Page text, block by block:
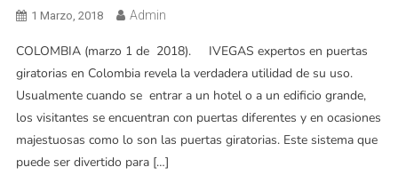
1 Marzo, 2018 Admin
COLOMBIA (marzo 1 de 2018). IVEGAS expertos en puertas
giratorias en Colombia revela la verdadera utilidad de su uso.
Usualmente cuando se entrar a un hotel o a un edificio grande,
los visitantes se encuentran con puertas diferentes y en ocasiones
majestuosas como lo son las puertas giratorias. Este sistema que
puede ser divertido para […]